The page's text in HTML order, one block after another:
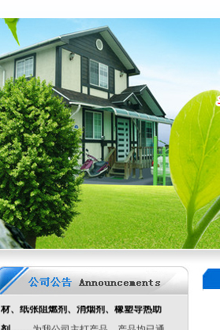
友情提示：PA专用导热剂导热粉
改性氢氧化镁阻燃剂 超细、高纯氢氧化
镁阻燃剂、氧化镁、活性氢氧化铝阻燃
剂 超细活性 阻燃剂 环保型
化二锑 阻燃剂 无机复合阻燃剂、
材、纸张阻燃剂、消烟剂、橡塑导热助
剂 -------为我公司主打产品，产品均已通